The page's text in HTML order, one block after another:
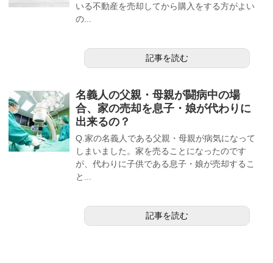
いる不動産を売却してから購入をする方がよい
の...
記事を読む
名義人の父親・母親が闘病中の場
合、家の売却を息子・娘が代わりに
出来るの？
Q.家の名義人である父親・母親が病気になって
しまいました。家を売ることになったのです
が、代わりに子供である息子・娘が売却するこ
と...
記事を読む